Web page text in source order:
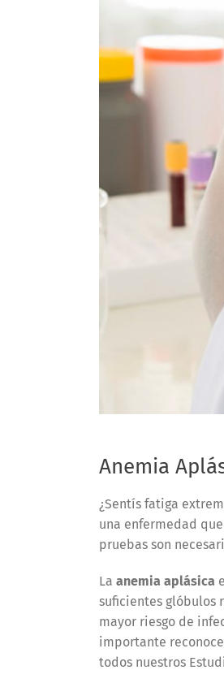
Anemia
¿Sentís fatiga
una enfermedad
pruebas son
La anemia aplásica
suficientes glóbulos
mayor riesgo de
importante
todos nuestros